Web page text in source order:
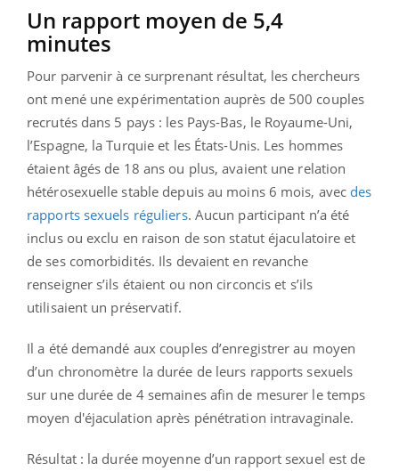
Un rapport moyen de 5,4
minutes
Pour parvenir à ce surprenant résultat, les chercheurs
ont mené une expérimentation auprès de 500 couples
recrutés dans 5 pays : les Pays-Bas, le Royaume-Uni,
l’Espagne, la Turquie et les États-Unis. Les hommes
étaient âgés de 18 ans ou plus, avaient une relation
hétérosexuelle stable depuis au moins 6 mois, avec des
rapports sexuels réguliers. Aucun participant n’a été
inclus ou exclu en raison de son statut éjaculatoire et
de ses comorbidités. Ils devaient en revanche
renseigner s’ils étaient ou non circoncis et s’ils
utilisaient un préservatif.
Il a été demandé aux couples d’enregistrer au moyen
d’un chronomètre la durée de leurs rapports sexuels
sur une durée de 4 semaines afin de mesurer le temps
moyen d'éjaculation après pénétration intravaginale.
Résultat : la durée moyenne d’un rapport sexuel est de